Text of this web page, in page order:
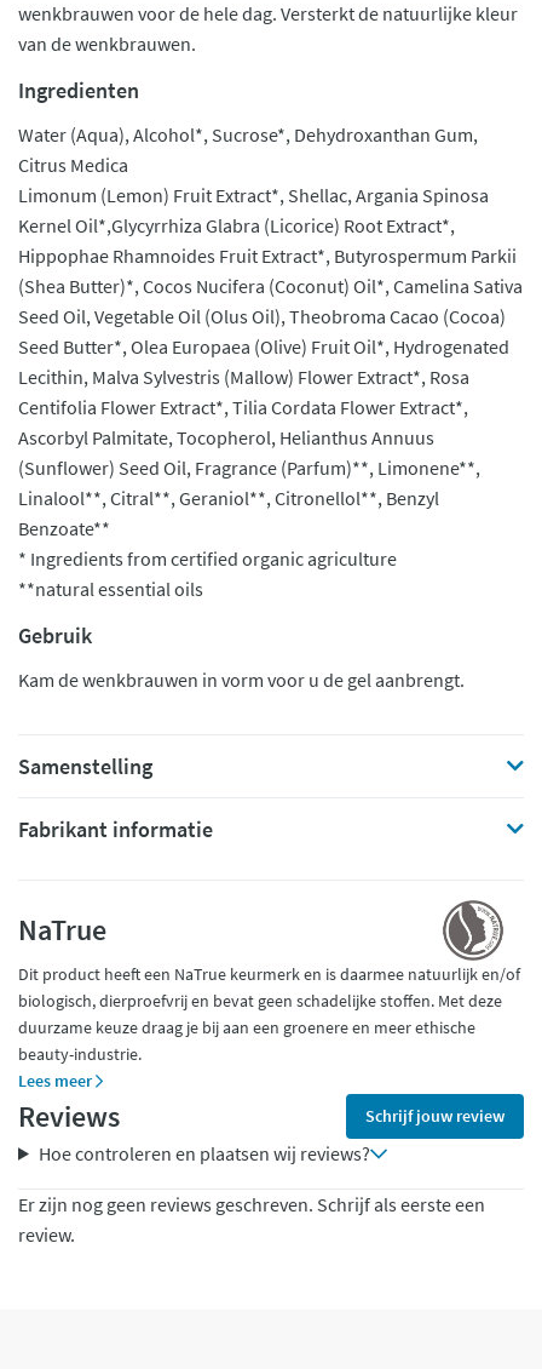
wenkbrauwen voor de hele dag. Versterkt de natuurlijke kleur
van de wenkbrauwen.
Ingredienten
Water (Aqua), Alcohol*, Sucrose*, Dehydroxanthan Gum,
Citrus Medica
Limonum (Lemon) Fruit Extract*, Shellac, Argania Spinosa
Kernel Oil*,Glycyrrhiza Glabra (Licorice) Root Extract*,
Hippophae Rhamnoides Fruit Extract*, Butyrospermum Parkii
(Shea Butter)*, Cocos Nucifera (Coconut) Oil*, Camelina Sativa
Seed Oil, Vegetable Oil (Olus Oil), Theobroma Cacao (Cocoa)
Seed Butter*, Olea Europaea (Olive) Fruit Oil*, Hydrogenated
Lecithin, Malva Sylvestris (Mallow) Flower Extract*, Rosa
Centifolia Flower Extract*, Tilia Cordata Flower Extract*,
Ascorbyl Palmitate, Tocopherol, Helianthus Annuus
(Sunflower) Seed Oil, Fragrance (Parfum)**, Limonene**,
Linalool**, Citral**, Geraniol**, Citronellol**, Benzyl
Benzoate**
* Ingredients from certified organic agriculture
**natural essential oils
Gebruik
Kam de wenkbrauwen in vorm voor u de gel aanbrengt.
Samenstelling
Fabrikant informatie
NaTrue
Dit product heeft een NaTrue keurmerk en is daarmee natuurlijk en/of
biologisch, dierproefvrij en bevat geen schadelijke stoffen. Met deze
duurzame keuze draag je bij aan een groenere en meer ethische
beauty-industrie.
Lees meer
Reviews Schrijf jouw review
Hoe controleren en plaatsen wij reviews?
Er zijn nog geen reviews geschreven. Schrijf als eerste een
review.